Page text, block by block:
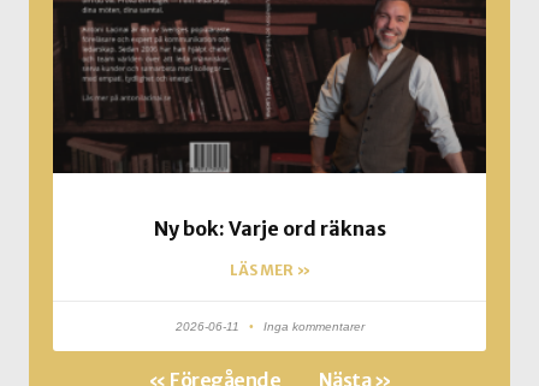
Ny bok: Varje ord räknas
LÄS MER »
2026-06-11 Inga kommentarer
« Föregående Nästa »